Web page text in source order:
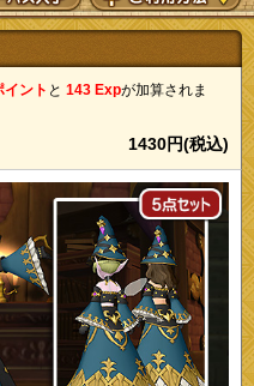
ント と 143 Expが加算されま
1430円(税込)